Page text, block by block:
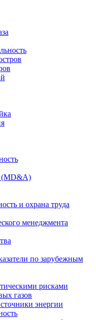
(MD&A)
и охрана труда
менеджмента
по зарубежным
рисками
газов
энергии